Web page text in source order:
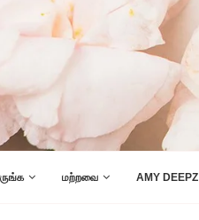
மற்றவை AMY DEEPZ